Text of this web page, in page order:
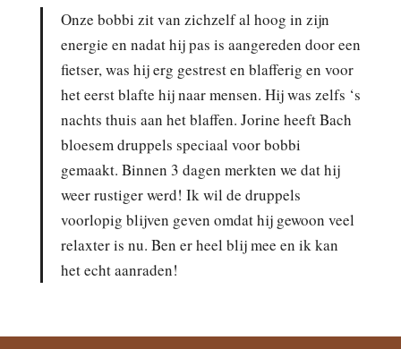
Onze bobbi zit van zichzelf al hoog in zijn
energie en nadat hij pas is aangereden door een
fietser, was hij erg gestrest en blafferig en voor
het eerst blafte hij naar mensen. Hij was zelfs ‘s
nachts thuis aan het blaffen. Jorine heeft Bach
bloesem druppels speciaal voor bobbi
gemaakt. Binnen 3 dagen merkten we dat hij
weer rustiger werd! Ik wil de druppels
voorlopig blijven geven omdat hij gewoon veel
relaxter is nu. Ben er heel blij mee en ik kan
het echt aanraden!